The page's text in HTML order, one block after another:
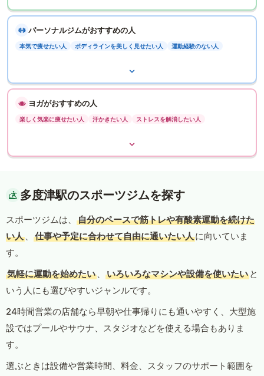
パーソナルジムがおすすめの人
本気で痩せたい人 ボディラインを美しく見せたい人 運動経験のない人
ヨガがおすすめの人
楽しく気楽に痩せたい人 汗かきたい人 ストレスを解消したい人
多度津駅のスポーツジムを探す
スポーツジムは、
自分のペースで筋トレや有酸素運動を続けた
い人 、 仕事や予定に合わせて自由に通いたい人に向いていま
す。
気軽に運動を始めたい 、 いろいろなマシンや設備を使いたい と
いう人にも選びやすいジャンルです。
24時間営業の店舗なら早朝や仕事帰りにも通いやすく、大型施
設ではプールやサウナ、スタジオなどを使える場合もありま
す。
選ぶときは設備や営業時間、料金、スタッフのサポート範囲を